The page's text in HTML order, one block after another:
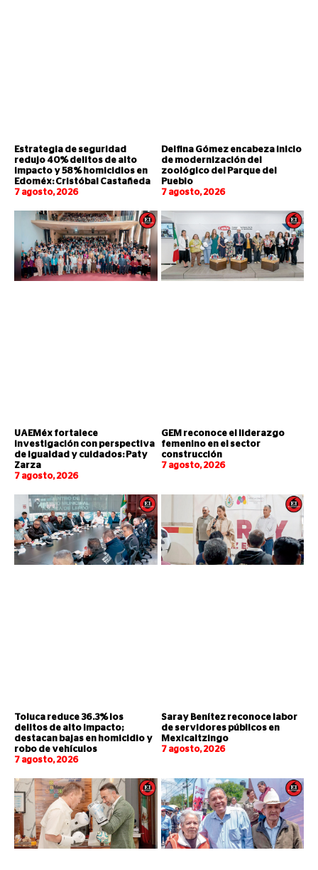
Estrategia de seguridad
redujo 40% delitos de alto
impacto y 58% homicidios en
Edoméx: Cristóbal Castañeda
7 agosto, 2026
Delfina Gómez encabeza inicio
de modernización del
zoológico del Parque del
Pueblo
7 agosto, 2026
UAEMéx fortalece
investigación con perspectiva
de igualdad y cuidados: Paty
Zarza
7 agosto, 2026
GEM reconoce el liderazgo
femenino en el sector
construcción
7 agosto, 2026
Toluca reduce 36.3% los
delitos de alto impacto;
destacan bajas en homicidio y
robo de vehículos
7 agosto, 2026
Saray Benítez reconoce labor
de servidores públicos en
Mexicaltzingo
7 agosto, 2026